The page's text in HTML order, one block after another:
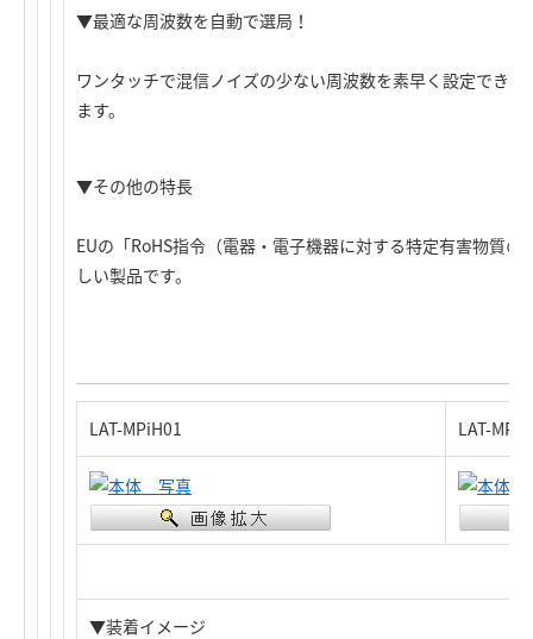
▼最適な周波数を自動で選局！
ワンタッチで混信ノイズの少ない周波数を素早く設定でき
ます。
▼その他の特長
EUの「RoHS指令（電器・電子機器に対する特定有害物質
しい製品です。
LAT-MPiH01 LAT-
▼装着イメージ